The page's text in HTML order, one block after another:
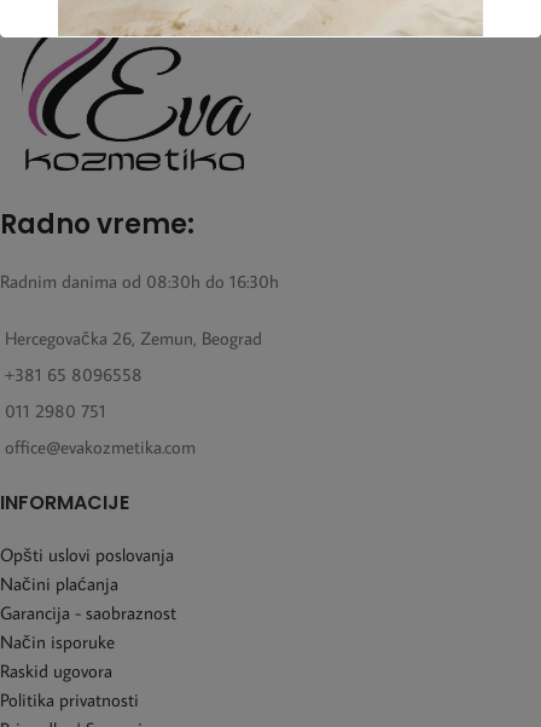
Radno vreme:
Radnim danima od 08:30h do 16:30h
Hercegovačka 26, Zemun, Beograd
+381 65 8096558
011 2980 751
office@evakozmetika.com
INFORMACIJE
Opšti uslovi poslovanja
Načini plaćanja
Garancija - saobraznost
Način isporuke
Raskid ugovora
Politika privatnosti